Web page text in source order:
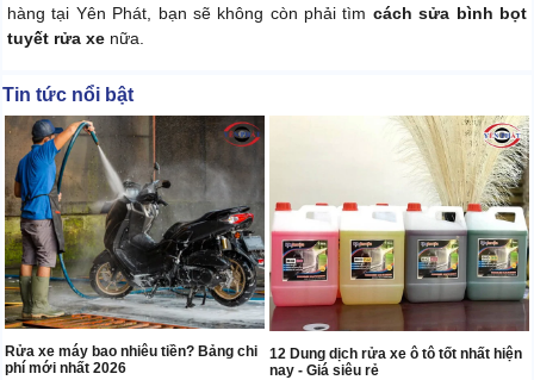
hàng tại Yên Phát, bạn sẽ không còn phải tìm cách sửa bình bọt
tuyết rửa xe nữa.
Tin tức nổi bật
Rửa xe máy bao nhiêu tiền? Bảng chi
phí mới nhất 2026
12 Dung dịch rửa xe ô tô tốt nhất hiện
nay - Giá siêu rẻ